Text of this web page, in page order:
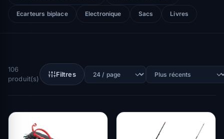
Ecarteurs biplace Electronique Sacs Livres
106
produit(s)
Filtres